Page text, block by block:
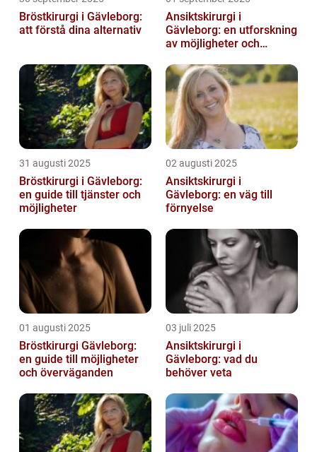
Bröstkirurgi i Gävleborg:
att förstå dina alternativ
Ansiktskirurgi i
Gävleborg: en utforskning
av möjligheter och
31 augusti 2025
Bröstkirurgi i Gävleborg:
en guide till tjänster och
möjligheter
02 augusti 2025
Ansiktskirurgi i
Gävleborg: en väg till
förnyelse
01 augusti 2025
Bröstkirurgi Gävleborg:
en guide till möjligheter
och överväganden
03 juli 2025
Ansiktskirurgi i
Gävleborg: vad du
behöver veta